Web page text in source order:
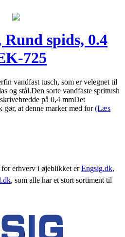
spids, 0.4
725
vandfast tusch, som er velegnet til
og stål.Den sorte vandfaste sprittush
på 0,4 mmDet
at denne marker med for(Læs
erhverv i øjeblikket erEngsig.dk,
, som alle har et stort sortiment til